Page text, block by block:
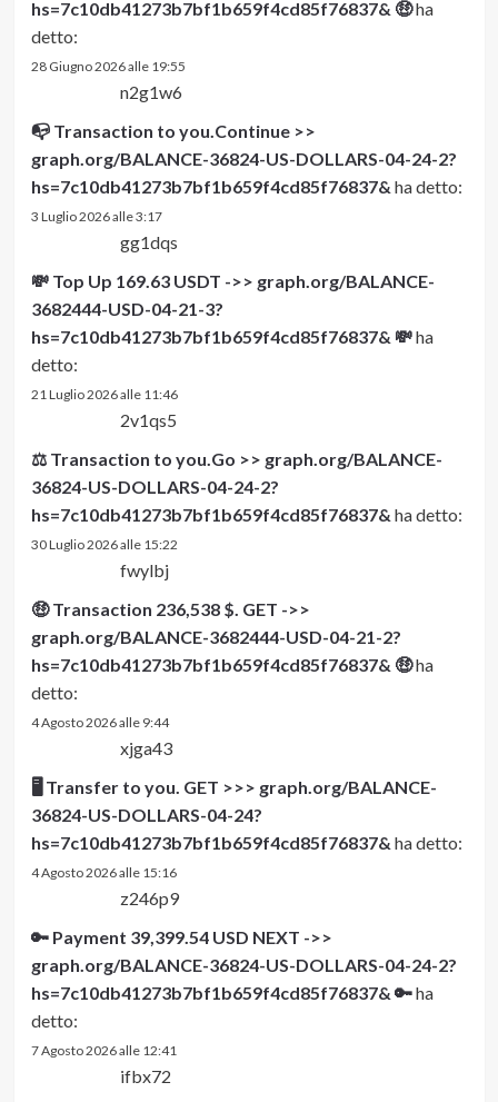
hs=7c10db41273b7bf1b659f4cd85f76837& 🤑ha
detto:
28 Giugno 2026 alle 19:55
n2g1w6
📭 Transaction to you.Continue >>
graph.org/BALANCE-36824-US-DOLLARS-04-24-2?
hs=7c10db41273b7bf1b659f4cd85f76837& ha detto:
3 Luglio 2026 alle 3:17
gg1dqs
💸 Top Up 169.63 USDT ->> graph.org/BALANCE-
3682444-USD-04-21-3?
hs=7c10db41273b7bf1b659f4cd85f76837& 💸ha
detto:
21 Luglio 2026 alle 11:46
2v1qs5
⚖ Transaction to you.Go >> graph.org/BALANCE-
36824-US-DOLLARS-04-24-2?
hs=7c10db41273b7bf1b659f4cd85f76837& ha detto:
30 Luglio 2026 alle 15:22
fwylbj
🤑 Transaction 236,538 $. GET ->>
graph.org/BALANCE-3682444-USD-04-21-2?
hs=7c10db41273b7bf1b659f4cd85f76837& 🤑ha
detto:
4 Agosto 2026 alle 9:44
xjga43
🖥 Transfer to you. GET >>> graph.org/BALANCE-
36824-US-DOLLARS-04-24?
hs=7c10db41273b7bf1b659f4cd85f76837& ha detto:
4 Agosto 2026 alle 15:16
z246p9
🔑 Payment 39,399.54 USD NEXT ->>
graph.org/BALANCE-36824-US-DOLLARS-04-24-2?
hs=7c10db41273b7bf1b659f4cd85f76837& 🔑ha
detto:
7 Agosto 2026 alle 12:41
ifbx72